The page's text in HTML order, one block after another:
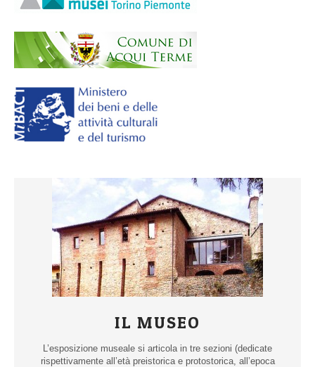
IL MUSEO
L’esposizione museale si articola in tre sezioni (dedicate
rispettivamente all’età preistorica e protostorica, all’epoca